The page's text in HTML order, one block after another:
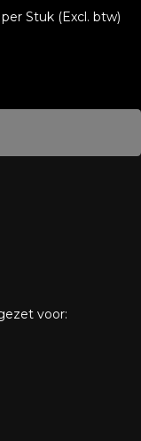
per Stuk (Excl. btw)
voor: